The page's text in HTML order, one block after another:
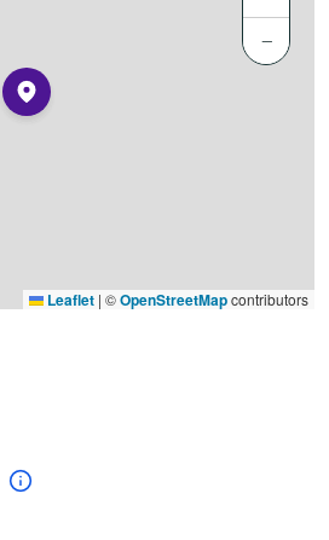
−
Leaflet | ©OpenStreetMapcontributors